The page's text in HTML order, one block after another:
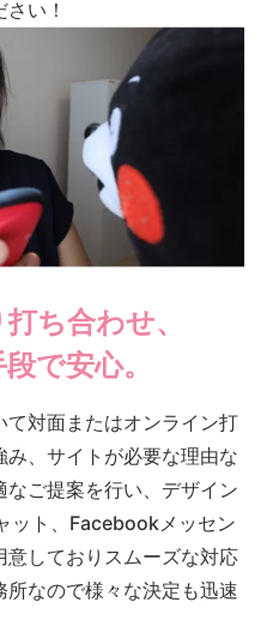
い！
ち合わせ、
で安心。
対面またはオンライン打
、サイトが必要な理由な
ご提案を行い、デザイン
ット、Facebookメッセン
意しておりスムーズな対応
なので様々な決定も迅速